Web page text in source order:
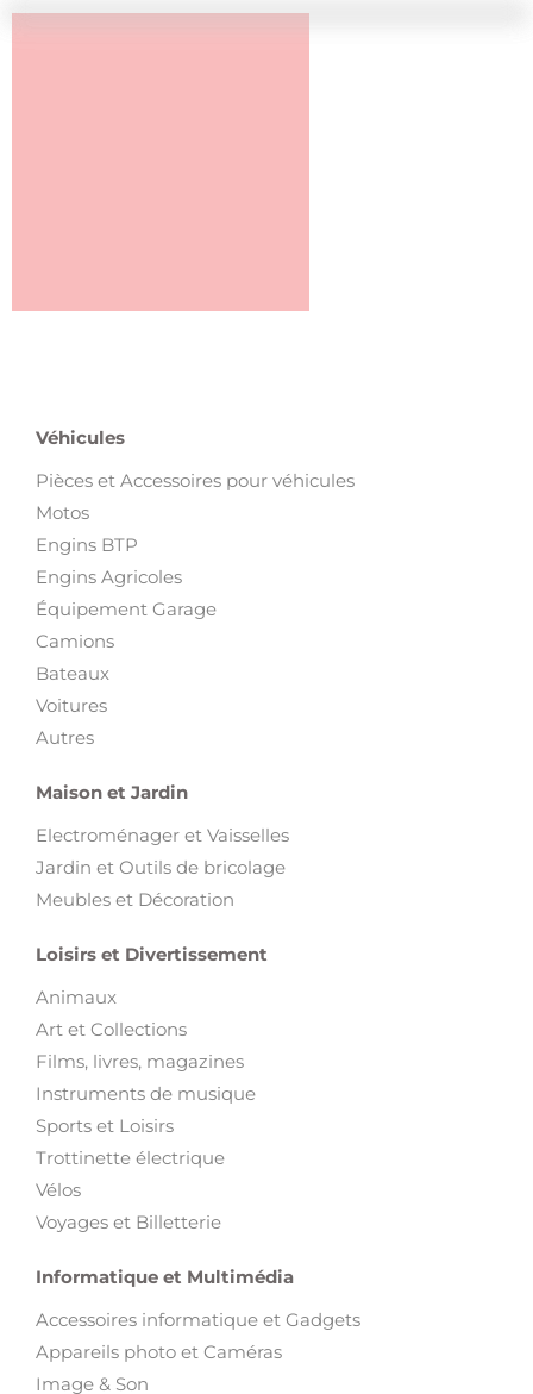
Véhicules
Pièces et Accessoires pour véhicules
Motos
Engins BTP
Engins Agricoles
Équipement Garage
Camions
Bateaux
Voitures
Autres
Maison et Jardin
Electroménager et Vaisselles
Jardin et Outils de bricolage
Meubles et Décoration
Loisirs et Divertissement
Animaux
Art et Collections
Films, livres, magazines
Instruments de musique
Sports et Loisirs
Trottinette électrique
Vélos
Voyages et Billetterie
Informatique et Multimédia
Accessoires informatique et Gadgets
Appareils photo et Caméras
Image & Son